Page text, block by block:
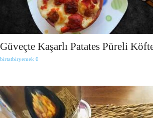
Güveçte Kaşarlı Patates Püreli
birtatbiryemek 0